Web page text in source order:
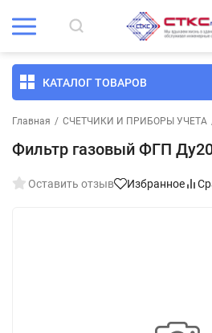
КАТАЛОГ ТОВАРОВ
Главная / СЧЕТЧИКИ И ПРИБОРЫ УЧЕТА
Фильтр газовый ФГП
Оставить отзыв Избранное